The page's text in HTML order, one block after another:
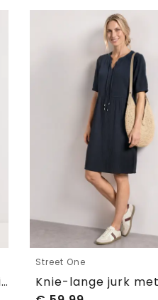
Knielange jurk met plooien
Street One